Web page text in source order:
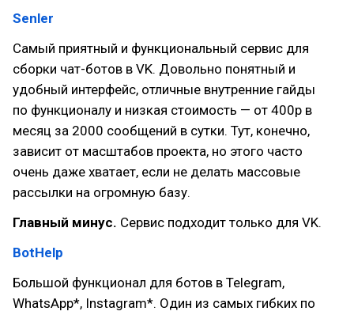
Senler
Самый приятный и функциональный сервис для
сборки чат-ботов в VK. Довольно понятный и
удобный интерфейс, отличные внутренние гайды
по функционалу и низкая стоимость — от 400р в
месяц за 2000 сообщений в сутки. Тут, конечно,
зависит от масштабов проекта, но этого часто
очень даже хватает, если не делать массовые
рассылки на огромную базу.
Главный минус. Сервис подходит только для VK.
BotHelp
Большой функционал для ботов в Telegram,
WhatsApp*, Instagram*. Один из самых гибких по